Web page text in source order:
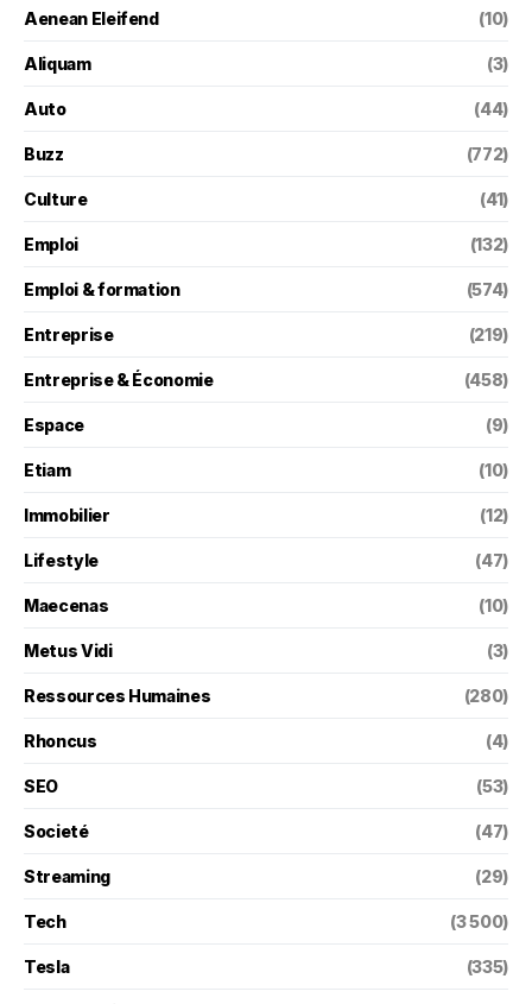
Aenean Eleifend (10)
Aliquam (3)
Auto (44)
Buzz (772)
Culture (41)
Emploi (132)
Emploi & formation (574)
Entreprise (219)
Entreprise & Économie (458)
Espace (9)
Etiam (10)
Immobilier (12)
Lifestyle (47)
Maecenas (10)
Metus Vidi (3)
Ressources Humaines (280)
Rhoncus (4)
SEO (53)
Societé (47)
Streaming (29)
Tech (3 500)
Tesla (335)